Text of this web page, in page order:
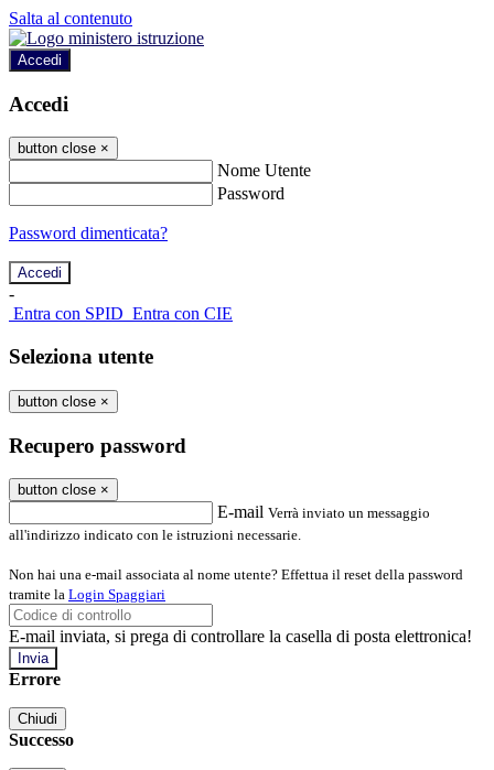
Salta al contenuto
Accedi
Accedi
button close ×
Nome Utente
Password
Password dimenticata?
-
Entra con SPID Entra con CIE
Seleziona utente
button close ×
Recupero password
button close ×
E-mail Verrà inviato un messaggio
all'indirizzo indicato con le istruzioni necessarie.
Non hai una e-mail associata al nome utente? Effettua il reset della password
tramite la Login Spaggiari
E-mail inviata, si prega di controllare la casella di posta elettronica!
Errore
Chiudi
Successo